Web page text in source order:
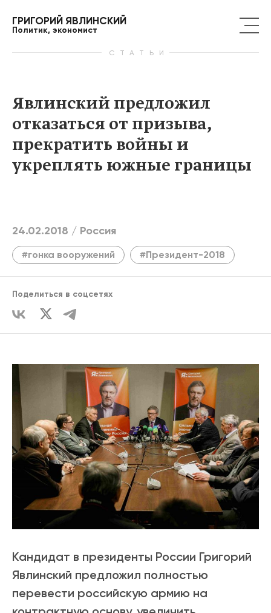
ГРИГОРИЙ ЯВЛИНСКИЙ
Политик, экономист
СТАТЬИ
Явлинский предложил
отказаться от призыва,
прекратить войны и
укреплять южные границы
24.02.2018 / Россия
#гонка вооружений #Президент-2018
Поделиться в соцсетях
Кандидат в президенты России Григорий
Явлинский предложил полностью
перевести российскую армию на